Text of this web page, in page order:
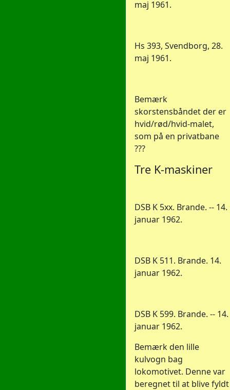
maj 1961.
Hs 393, Svendborg, 28.
maj 1961.
Bemærk
skorstensbåndet der er
hvid/rød/hvid-malet,
som på en privatbane
???
Tre K-maskiner
DSB K 5xx. Brande. -- 14.
januar 1962.
DSB K 511. Brande. 14.
januar 1962.
DSB K 599. Brande. -- 14.
januar 1962.
Bemærk den lille
kulvogn bag
lokomotivet. Denne var
beregnet til at blive fyldt